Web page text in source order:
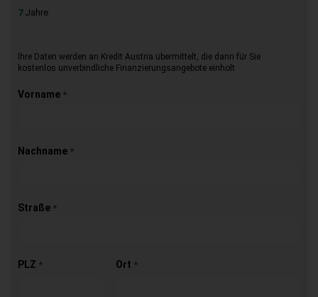
7Jahre
Ihre Daten werden an Kredit Austria übermittelt, die dann für Sie
kostenlos unverbindliche Finanzierungsangebote einholt
Vorname *
Nachname *
Straße *
PLZ * Ort *